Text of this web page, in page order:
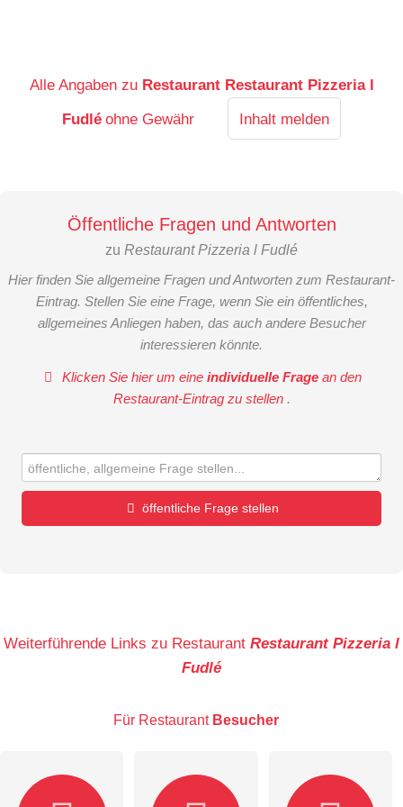
Alle Angaben zu Restaurant Restaurant Pizzeria l
Fudlé ohne Gewähr Inhalt melden
Öffentliche Fragen und Antworten
zu Restaurant Pizzeria l Fudlé
Hier finden Sie allgemeine Fragen und Antworten zum Restaurant-
Eintrag. Stellen Sie eine Frage, wenn Sie ein öffentliches,
allgemeines Anliegen haben, das auch andere Besucher
interessieren könnte.
Klicken Sie hier um eineindividuelle Frage an den
Restaurant-Eintrag zu stellen .
öffentliche Frage stellen
Weiterführende Links zu Restaurant Restaurant Pizzeria l
Fudlé
Für Restaurant Besucher